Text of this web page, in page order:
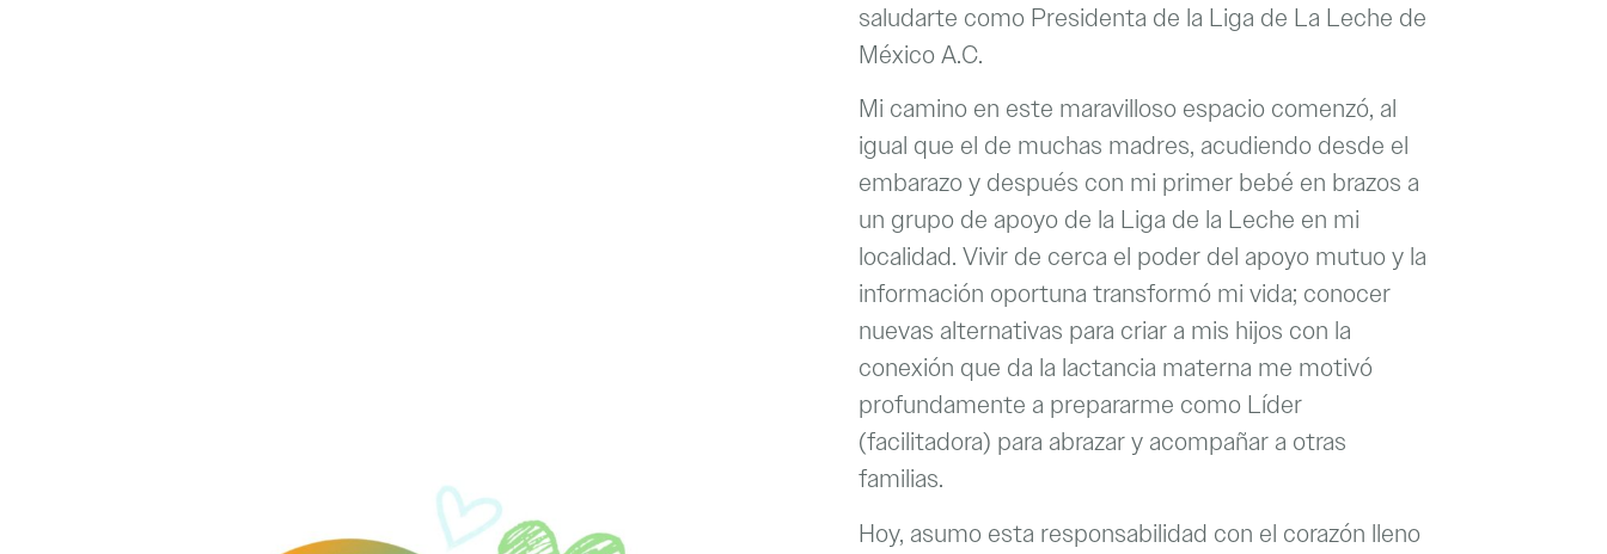
saludarte como Presidenta de la Liga de La Leche de
México A.C.
Mi camino en este maravilloso espacio comenzó, al
igual que el de muchas madres, acudiendo desde el
embarazo y después con mi primer bebé en brazos a
un grupo de apoyo de la Liga de la Leche en mi
localidad. Vivir de cerca el poder del apoyo mutuo y la
información oportuna transformó mi vida; conocer
nuevas alternativas para criar a mis hijos con la
conexión que da la lactancia materna me motivó
profundamente a prepararme como Líder
(facilitadora) para abrazar y acompañar a otras
familias.
Hoy, asumo esta responsabilidad con el corazón lleno